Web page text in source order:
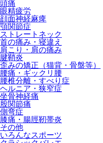
頭痛
眼精疲労
顔面神経麻痺
顎関節症
ストレートネック
首の痛み・寝違え
肩こり・肩の痛み
腱鞘炎
歪みの矯正（猫背・骨盤等）
腰痛・ギックリ腰
腰椎分離・すべり症
ヘルニア・狭窄症
坐骨神経痛
股関節痛
側弯症
膝痛・腸脛靭帯炎
その他
いろんなスポーツ